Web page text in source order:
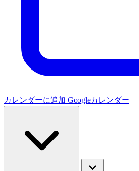
カレンダーに追加 Googleカレンダー